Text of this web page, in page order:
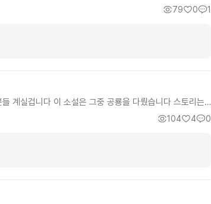
에 보면 다 회수하는게 조금 늦을 것 같은 글 이기도 하고
후반으로 갈 수록 괜찮은 내용으로 이어집니다. 개인적으
79 0 1
계실겁니다 이 소설은 그중 공룡을 다뤘습니다 스토리는
사에서 주급 14달러를 받고 일하던 중 사고로 매몰되었다
리케라톱스 자신의 주급을 걸고 여기파면 나온다 주장했
되어나올때마다 왠지 읽는 사람도 가슴이 웅장해지더군요
있습니다 주인공과 세입자님과 곰세마리 의 티티카카도 나
104 4 0